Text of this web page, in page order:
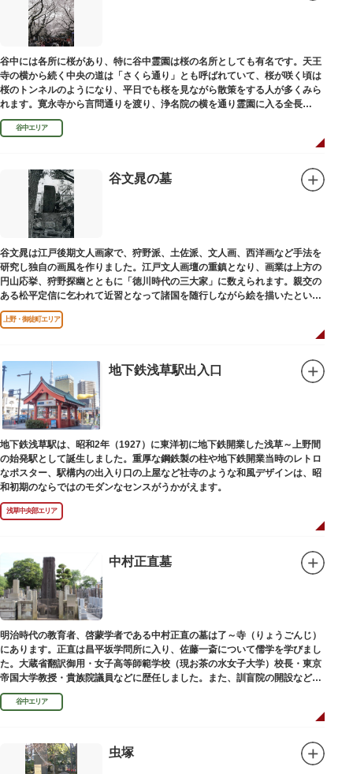
谷中には各所に桜があり、特に谷中霊園は桜の名所としても有名です。天王
寺の横から続く中央の道は「さくら通り」とも呼ばれていて、桜が咲く頃は
桜のトンネルのようになり、平日でも桜を見ながら散策をする人が多くみら
れます。寛永寺から言問通りを渡り、浄名院の横を通り霊園に入る全長
100mの桜並木や、霊園内に点在する大木なども見事です。
谷中エリア
谷文晁の墓
谷文晁は江戸後期文人画家で、狩野派、土佐派、文人画、西洋画など手法を
研究し独自の画風を作りました。江戸文人画壇の重鎮となり、画業は上方の
円山応挙、狩野探幽とともに「徳川時代の三大家」に数えられます。親交の
ある松平定信に乞われて近習となって諸国を随行しながら絵を描いたといわ
れています。お墓は源空寺（げんくうじ）にあります。
上野・御徒町エリア
地下鉄浅草駅出入口
地下鉄浅草駅は、昭和2年（1927）に東洋初に地下鉄開業した浅草～上野間
の始発駅として誕生しました。重厚な鋼鉄製の柱や地下鉄開業当時のレトロ
なポスター、駅構内の出入り口の上屋など社寺のような和風デザインは、昭
和初期のならではのモダンなセンスがうかがえます。
浅草中央部エリア
中村正直墓
明治時代の教育者、啓蒙学者である中村正直の墓は了～寺（りょうごんじ）
にあります。正直は昌平坂学問所に入り、佐藤一斎について儒学を学びまし
た。大蔵省翻訳御用・女子高等師範学校（現お茶の水女子大学）校長・東京
帝国大学教授・貴族院議員などに歴任しました。また、訓盲院の開設など女
子教育や障害者教育にも力を注ぎました。明治24（1891）病没しました。
谷中エリア
虫塚